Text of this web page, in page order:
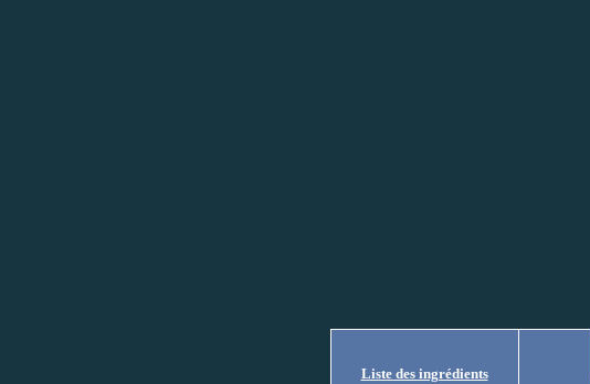
Liste des ingrédients